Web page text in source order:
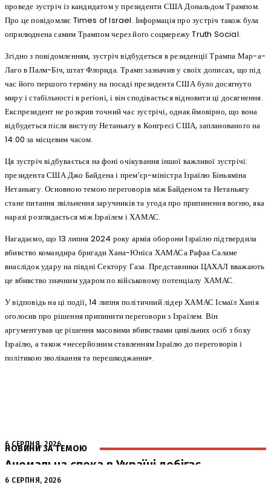
проведе зустріч із кандидатом у президенти США Дональдом Трампом.
Про це повідомляє Times of Israel. Інформація про зустріч також була
оприлюднена самим Трампом через його соцмережу Truth Social.
Згідно з повідомленням, зустріч відбудеться в резиденції Трампа Мар-а-
Лаго в Палм-Біч, штат Флорида. Трамп зазначив у своїх дописах, що під
час його першого терміну на посаді президента США було досягнуто
миру і стабільності в регіоні, і він сподівається відновити ці досягнення.
Експрезидент не розкрив точний час зустрічі, однак ймовірно, що вона
відбудеться після виступу Нетаньягу в Конгресі США, запланованого на
14:00 за місцевим часом.
Ця зустріч відбувається на фоні очікування іншої важливої зустрічі:
президента США Джо Байдена і прем’єр-міністра Ізраїлю Біньяміна
Нетаньягу. Основною темою переговорів між Байденом та Нетаньягу
стане питання звільнення заручників та угода про припинення вогню, яка
наразі розглядається між Ізраїлем і ХАМАС.
Нагадаємо, що 13 липня 2024 року армія оборони Ізраїлю підтвердила
вбивство командира бригади Хана-Юніса ХАМАСа Рафаа Саламе
внаслідок удару на півдні Сектору Газа. Представники ЦАХАЛ вважають
це вбивство значним ударом по військовому потенціалу ХАМАС.
У відповідь на ці події, 14 липня політичний лідер ХАМАС Ісмаїл Ханія
оголосив про рішення припинити переговори з Ізраїлем. Він
аргументував це рішення масовими вбивствами цивільних осіб з боку
Ізраїлю, а також «несерйозним ставленням Ізраїлю до переговорів і
політикою зволікання та перешкоджання».
НОВИНИ ЗА ТЕМОЮ
6 СЕРПНЯ, 2026
Аномальна спека в Україні добігає
кінця: очікується похолодання
6 СЕРПНЯ, 2026